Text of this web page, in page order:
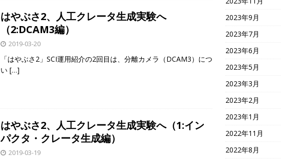
はやぶさ2、人工クレータ生成実験へ
（2:DCAM3編）
2019-03-20
「はやぶさ2」SCI運用紹介の2回目は、分離カメラ（DCAM3）につ
い […]
はやぶさ2、人工クレータ生成実験へ（1:イン
パクタ・クレータ生成編）
2019-03-19
2023年9月
2023年7月
2023年6月
2023年5月
2023年3月
2023年2月
2023年1月
2022年11月
2022年8月